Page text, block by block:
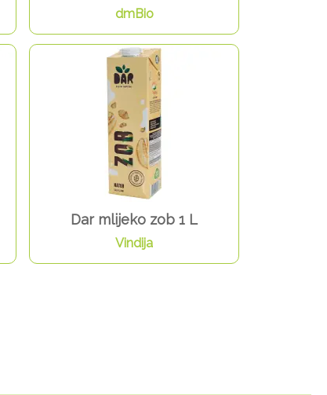
dmBio
Dar mlijeko zob 1 L
Vindija